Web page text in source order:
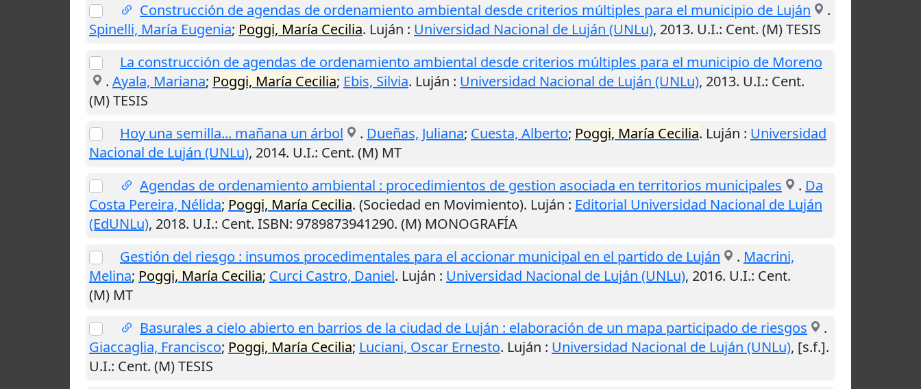
Construcción de agendas de ordenamiento ambiental desde criterios múltiples para el municipio de Luján
.
Spinelli, María Eugenia; Poggi, María Cecilia. Luján : Universidad Nacional de Luján (UNLu), 2013. U.I.: Cent. (M) TESIS
La construcción de agendas de ordenamiento ambiental desde criterios múltiples para el municipio de Moreno
. Ayala, Mariana; Poggi, María Cecilia; Ebis, Silvia. Luján : Universidad Nacional de Luján (UNLu), 2013. U.I.: Cent.
(M) TESIS
Hoy una semilla... mañana un árbol
. Dueñas, Juliana; Cuesta, Alberto; Poggi, María Cecilia. Luján : Universidad
Nacional de Luján (UNLu), 2014. U.I.: Cent. (M) MT
Agendas de ordenamiento ambiental : procedimientos de gestion asociada en territorios municipales
. Da
Costa Pereira, Nélida; Poggi, María Cecilia. (Sociedad en Movimiento). Luján : Editorial Universidad Nacional de Luján
(EdUNLu), 2018. U.I.: Cent. ISBN: 9789873941290. (M) MONOGRAFÍA
Gestión del riesgo : insumos procedimentales para el accionar municipal en el partido de Luján
. Macrini,
Melina; Poggi, María Cecilia; Curci Castro, Daniel. Luján : Universidad Nacional de Luján (UNLu), 2016. U.I.: Cent.
(M) MT
Basurales a cielo abierto en barrios de la ciudad de Luján : elaboración de un mapa participado de riesgos
.
Giaccaglia, Francisco; Poggi, María Cecilia; Luciani, Oscar Ernesto. Luján : Universidad Nacional de Luján (UNLu), [s.f.].
U.I.: Cent. (M) TESIS